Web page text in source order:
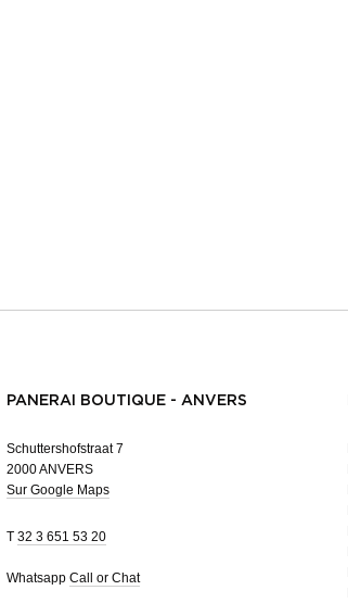
PANERAI BOUTIQUE - ANVERS
Schuttershofstraat 7
2000 ANVERS
Sur Google Maps
T 32 3 651 53 20
Whatsapp Call or Chat